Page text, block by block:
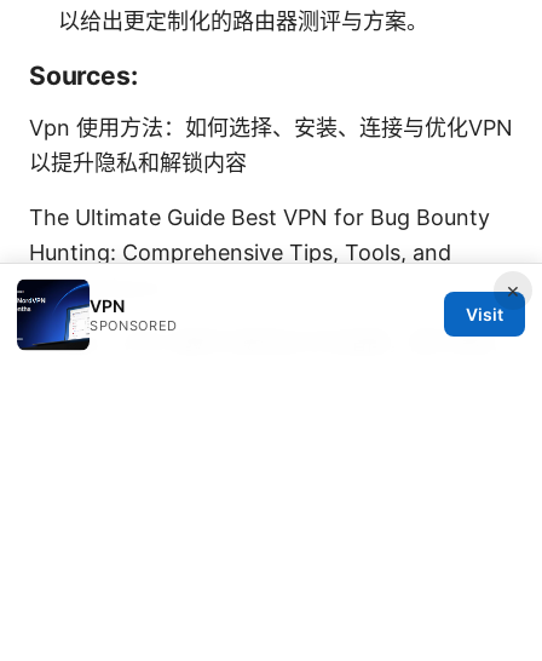
以给出更定制化的路由器测评与方案。
Sources:
Vpn 使用方法：如何选择、安装、连接与优化VPN
以提升隐私和解锁内容
The Ultimate Guide Best VPN for Bug Bounty
Hunting: Comprehensive Tips, Tools, and
Comparisons
Fastgs：VPN 选购与使用全方位指南，提升隐私
×
VPN
SPONSORED
Visit